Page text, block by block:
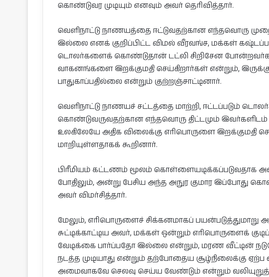
கொண்டுவர முடியும் எனவும் அவர் தெரிவித்தார்.
வெளிநாட்டு நாணயத்தை ஈட்டுவதற்கான எந்தவொரு
இல்லை எனக் குறிப்பிட்ட விமல் வீரவங்ச, மக்கள்
டொலர்களைக் கொண்டுதான் டட்லி சிறிசேன
வாகனங்களை இறக்குமதி செய்கிறார்கள் என்றும்,
பாதுகாப்பதில்லை என்றும் குற்றஞ்சாட்டினார்.
வெளிநாட்டு நாணயச் சட்டத்தை மாற்றி, ஈட்டப்படும்
கொண்டுவருவதற்கான எந்தவொரு திட்டமும்
உலகிலேயே அதிக விலைக்கு எரிபொருளை இறக்குமதி
மாறியுள்ளதாகக் கூறினார்.
பிரீமியம் கட்டணம் மூலம் கொள்ளையடிக்கப்படுவதாக
போதிலும், அன்று பேசிய அந்த அநுர குமார
அவர் விமர்சித்தார்.
மேலும், எரிபொருளைச் சிக்கனமாகப் பயன்படுத்துமாறு
சுட்டிக்காட்டிய அவர், மக்கள் ஒன்றும் எரிபொருளைக்
வேடிக்கை பார்ப்பதோ இல்லை என்றும், மரண வீட்டின்
நடத்த முடியாது என்றும் தற்போதைய சூழ்நிலைக்கு
அமைவாகவே செலவு செய்ய வேண்டும் என்றும்